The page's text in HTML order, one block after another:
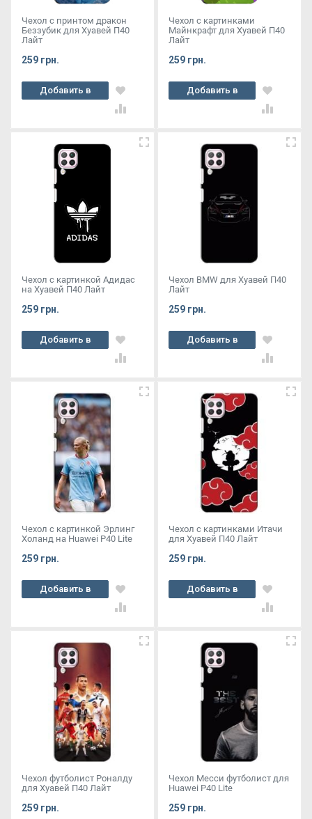
Чехол с принтом дракон
Беззубик для Хуавей П40
Лайт
259 грн.
Добавить в
корзину
Чехол с картинками
Майнкрафт для Хуавей П40
Лайт
259 грн.
Добавить в
корзину
Чехол с картинкой Адидас
на Хуавей П40 Лайт
259 грн.
Добавить в
корзину
Чехол BMW для Хуавей П40
Лайт
259 грн.
Добавить в
корзину
Чехол с картинкой Эрлинг
Холанд на Huawei P40 Lite
259 грн.
Добавить в
корзину
Чехол с картинками Итачи
для Хуавей П40 Лайт
259 грн.
Добавить в
корзину
Чехол футболист Роналду
для Хуавей П40 Лайт
259 грн.
Чехол Месси футболист для
Huawei P40 Lite
259 грн.